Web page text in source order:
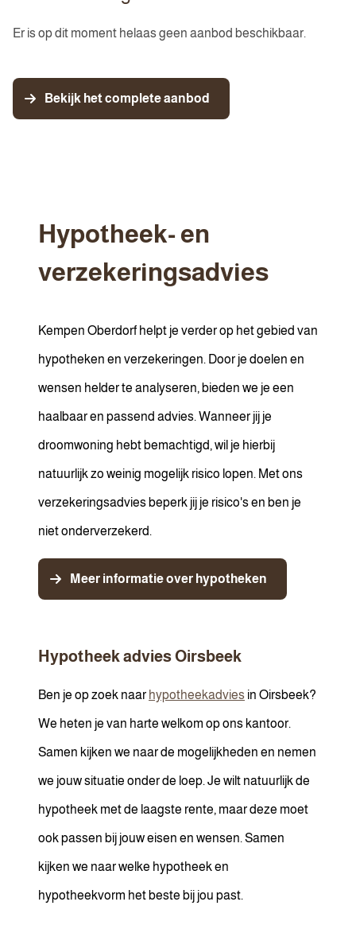
Er is op dit moment helaas geen aanbod beschikbaar.
Bekijk het complete aanbod
Hypotheek- en
verzekeringsadvies
Kempen Oberdorf helpt je verder op het gebied van
hypotheken en verzekeringen. Door je doelen en
wensen helder te analyseren, bieden we je een
haalbaar en passend advies. Wanneer jij je
droomwoning hebt bemachtigd, wil je hierbij
natuurlijk zo weinig mogelijk risico lopen. Met ons
verzekeringsadvies beperk jij je risico's en ben je
niet onderverzekerd.
Meer informatie over hypotheken
Hypotheek advies Oirsbeek
Ben je op zoek naar hypotheekadvies in Oirsbeek?
We heten je van harte welkom op ons kantoor.
Samen kijken we naar de mogelijkheden en nemen
we jouw situatie onder de loep. Je wilt natuurlijk de
hypotheek met de laagste rente, maar deze moet
ook passen bij jouw eisen en wensen. Samen
kijken we naar welke hypotheek en
hypotheekvorm het beste bij jou past.